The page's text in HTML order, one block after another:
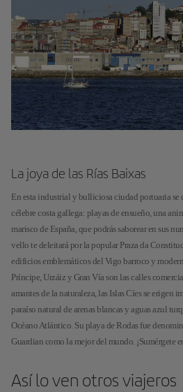
La joya de las Rías Baixas
En esta industrial y bulliciosa ciudad portuaria se
célebre costa gallega: playas de ensueño, una
marisco de España, que podrás saborear en sus
vello te deleitará por la popular Praza da
edificios emblemáticos del Vigo barroco y
Príncipe, Urzáiz y Gran Vía son las calles
amantes de la naturaleza, las Islas Cíes se erigen
paraíso natural de arenas blancas y aguas azul
Océano Atlántico. Su playa de Rodas fue
Guardian como la mejor del mundo. ¡Sumérgete
Así lo ven otros viajeros